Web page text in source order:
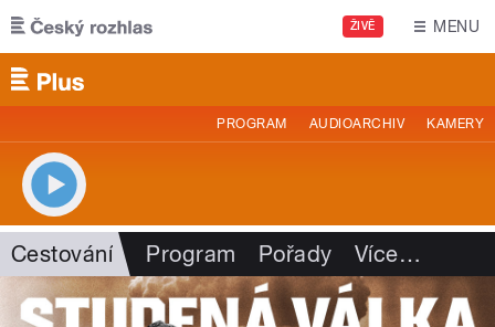
Přejít k hlavnímu obsahu
ŽIVĚ MENU
PROGRAM AUDIOARCHIV KAMERY
Cestování Program Pořady Více…